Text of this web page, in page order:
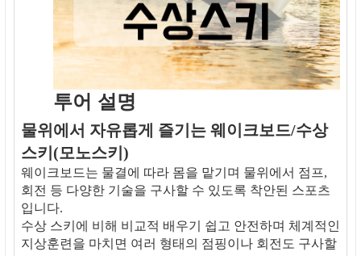
투어 설명
물위에서 자유롭게 즐기는 웨이크보드/수상
스키(모노스키)
웨이크보드는 물결에 따라 몸을 맡기며 물위에서 점프,
회전 등 다양한 기술을 구사할 수 있도록 착안된 스포츠
입니다.
수상 스키에 비해 비교적 배우기 쉽고 안전하며 체계적인
지상훈련을 마치면 여러 형태의 점핑이나 회전도 구사할